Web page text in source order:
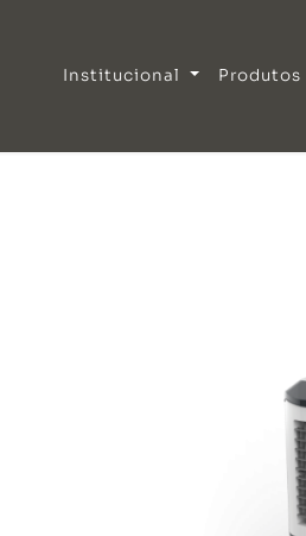
Institucional Produtos